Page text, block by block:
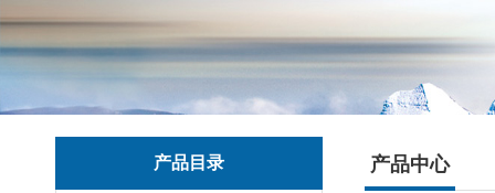
产品目录 产品中心